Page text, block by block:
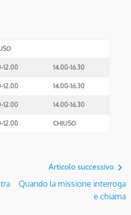
12.00 14.00-16.30
12.00 14.00-16.30
12.00 14.00-16.30
12.00 CHIUSO
Articolo successivo navigate_next
Quando la missione interroga
e chiama